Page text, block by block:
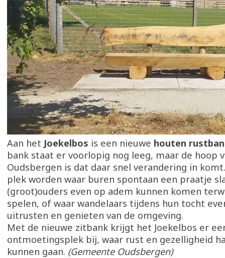
Aan het Joekelbos is een nieuwe houten
bank staat er voorlopig nog leeg, maar de hoop
Oudsbergen is dat daar snel verandering in
plek worden waar buren spontaan een praatje
(groot)ouders even op adem kunnen komen
spelen, of waar wandelaars tijdens hun tocht
uitrusten en genieten van de omgeving.
Met de nieuwe zitbank krijgt het Joekelbos er
ontmoetingsplek bij, waar rust en gezelligheid
kunnen gaan. (Gemeente Oudsbergen)